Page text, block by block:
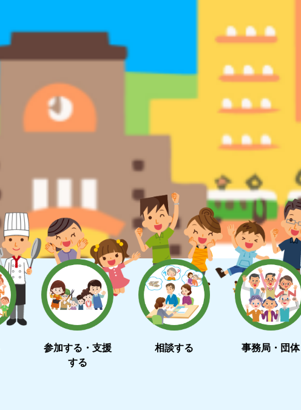
参加する・支援
する
相談する 事務局・団体